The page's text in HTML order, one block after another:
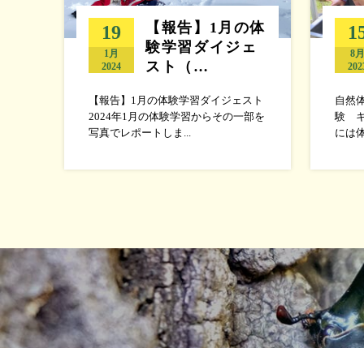
19
1月
2024
【報告】1月の体
験学習ダイジェ
スト（…
【報告】1月の体験学習ダイジェスト
2024年1月の体験学習からその一部を
写真でレポートしま...
8月
自然
験 キ
には